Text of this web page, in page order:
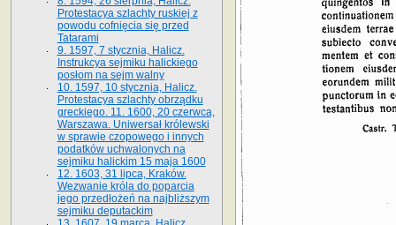
Protestacya szlachty ruskiej z
powodu cofnięcia się przed
Tatarami
9. 1597, 7 stycznia, Halicz.
Instrukcya sejmiku halickiego
posłom na sejm walny
10. 1597, 10 stycznia, Halicz.
Protestacya szlachty obrządku
greckiego. 11. 1600, 20 czerwca,
Warszawa. Uniwersał królewski
w sprawie czopowego i innych
podatków uchwalonych na
sejmiku halickim 15 maja 1600
12. 1603, 31 lipca, Kraków.
Wezwanie króla do poparcia
jego przedłożeń na najbliższym
sejmiku deputackim